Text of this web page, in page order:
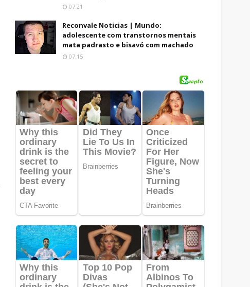
07:21
Reconvale Noticias | Mundo:
adolescente com transtornos mentais
mata padrasto e bisavó com machado
07:15